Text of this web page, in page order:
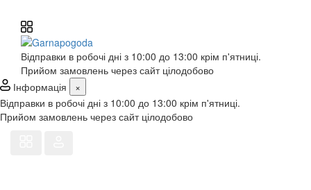
Відправки в робочі дні з 10:00 до 13:00 крім п'ятниці.
Прийом замовлень через сайт цілодобово
Інформація
×
Відправки в робочі дні з 10:00 до 13:00 крім п'ятниці.
Прийом замовлень через сайт цілодобово